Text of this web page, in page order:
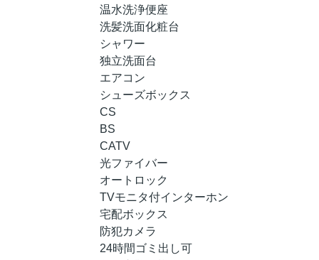
温水洗浄便座
洗髪洗面化粧台
シャワー
独立洗面台
エアコン
シューズボックス
CS
BS
CATV
光ファイバー
オートロック
TVモニタ付インターホン
宅配ボックス
防犯カメラ
24時間ゴミ出し可